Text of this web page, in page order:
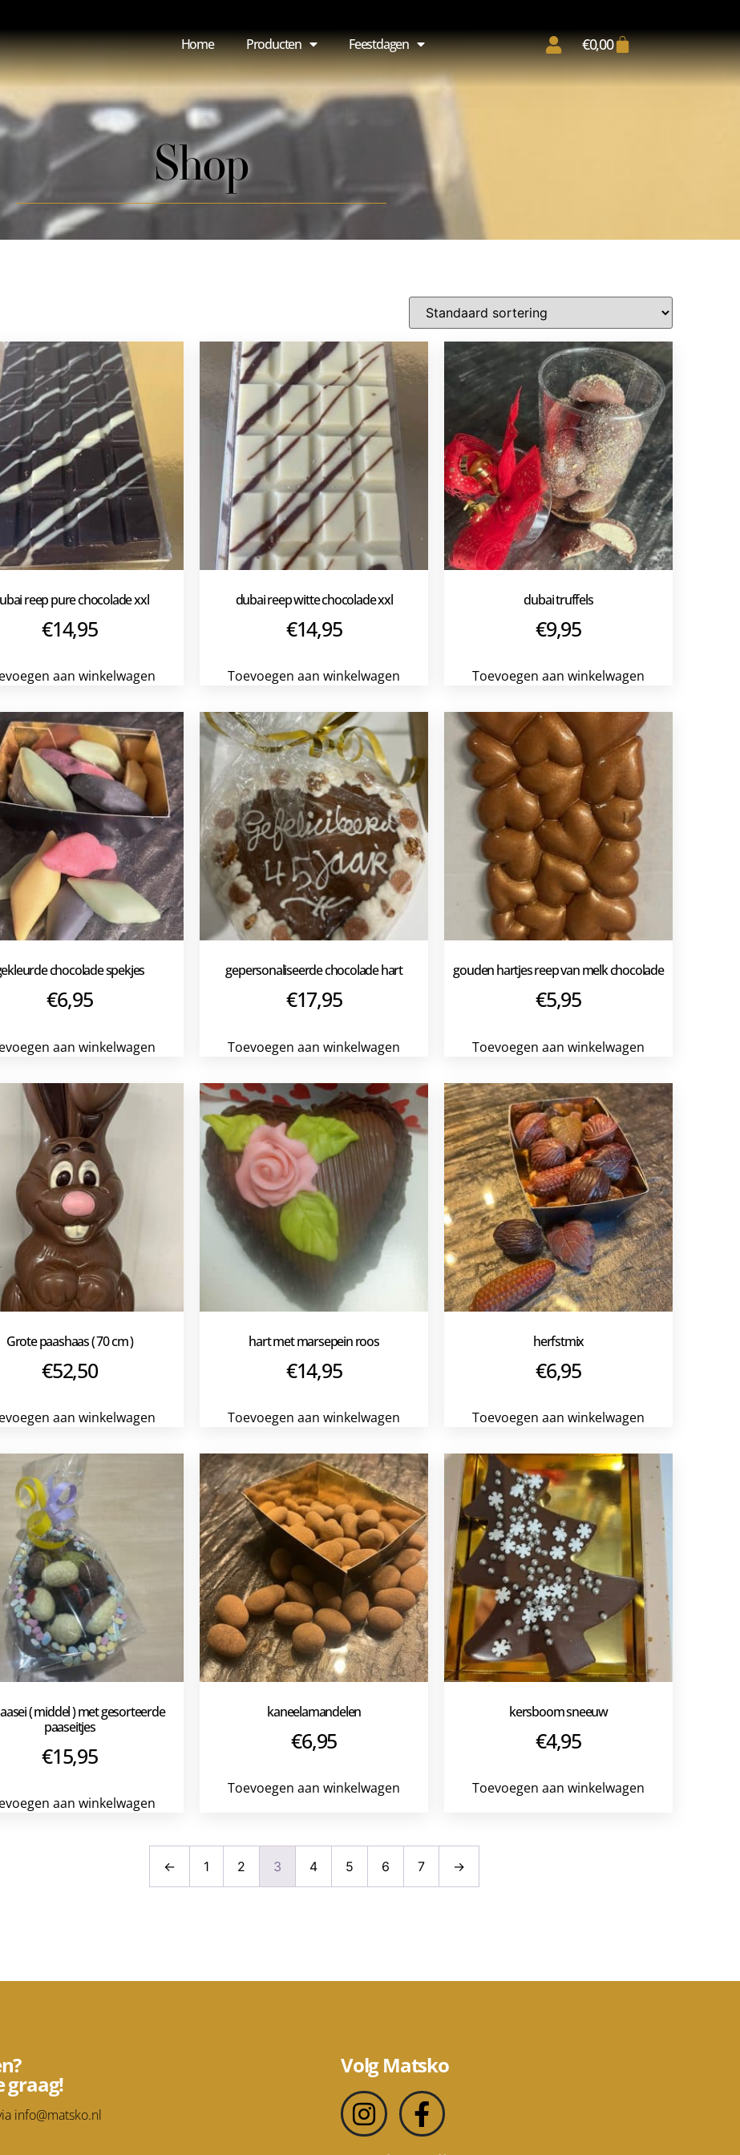
Home Producten Feestdagen €0,00
Shop
reep pure chocolade xxl
€14,95
aan winkelwagen
dubai reep witte chocolade xxl
€14,95
Toevoegen aan winkelwagen
dubai truffels
€9,95
Toevoegen aan winkelwagen
chocolade spekjes
€6,95
aan winkelwagen
gepersonaliseerde chocolade hart
€17,95
Toevoegen aan winkelwagen
gouden hartjes reep van melk chocolade
€5,95
Toevoegen aan winkelwagen
Grote paashaas ( 70 cm )
€52,50
aan winkelwagen
hart met marsepein roos
€14,95
Toevoegen aan winkelwagen
herfstmix
€6,95
Toevoegen aan winkelwagen
( middel ) met gesorteerde
paaseitjes
€15,95
aan winkelwagen
kaneelamandelen
€6,95
Toevoegen aan winkelwagen
kersboom sneeuw
€4,95
Toevoegen aan winkelwagen
← 1 2 3 4 5 6 7 →
graag!
info@matsko.nl
Volg Matsko